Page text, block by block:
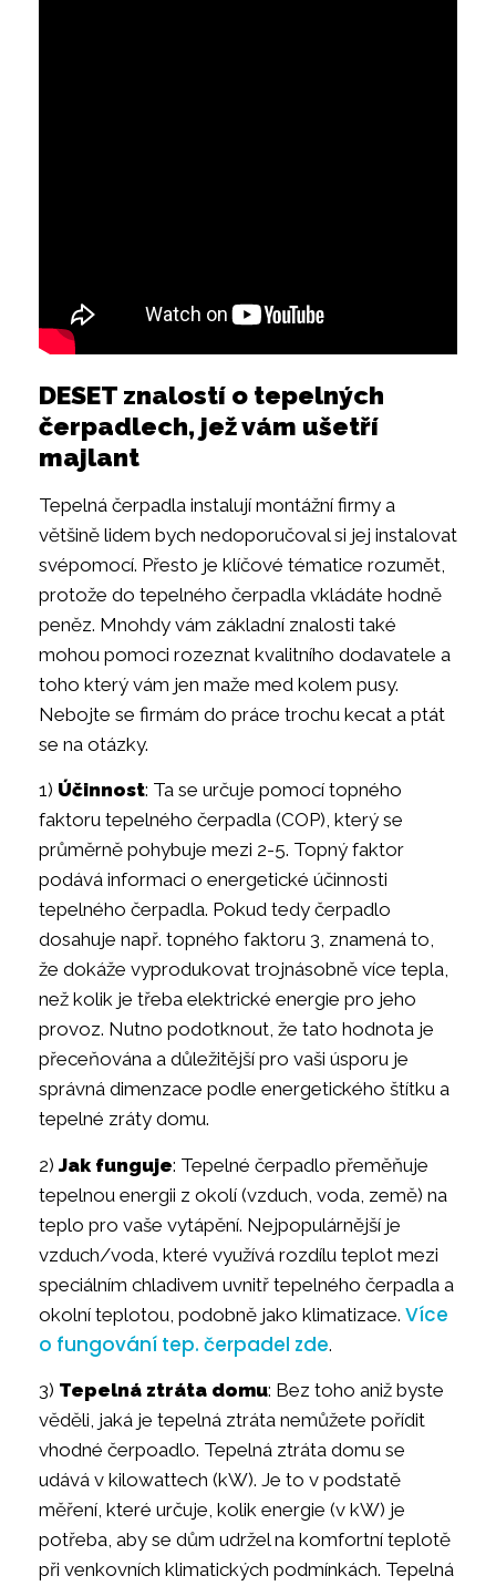
DESET znalostí o tepelných
čerpadlech, jež vám ušetří
majlant
Tepelná čerpadla instalují montážní firmy a
většině lidem bych nedoporučoval si jej instalovat
svépomocí. Přesto je klíčové tématice rozumět,
protože do tepelného čerpadla vkládáte hodně
peněz. Mnohdy vám základní znalosti také
mohou pomoci rozeznat kvalitního dodavatele a
toho který vám jen maže med kolem pusy.
Nebojte se firmám do práce trochu kecat a ptát
se na otázky.
1) Účinnost: Ta se určuje pomocí topného
faktoru tepelného čerpadla (COP), který se
průměrně pohybuje mezi 2-5. Topný faktor
podává informaci o energetické účinnosti
tepelného čerpadla. Pokud tedy čerpadlo
dosahuje např. topného faktoru 3, znamená to,
že dokáže vyprodukovat trojnásobně více tepla,
než kolik je třeba elektrické energie pro jeho
provoz. Nutno podotknout, že tato hodnota je
přeceňována a důležitější pro vaši úsporu je
správná dimenzace podle energetického štítku a
tepelné zráty domu.
2) Jak funguje: Tepelné čerpadlo přeměňuje
tepelnou energii z okolí (vzduch, voda, země) na
teplo pro vaše vytápění. Nejpopulárnější je
vzduch/voda, které využívá rozdílu teplot mezi
speciálním chladivem uvnitř tepelného čerpadla a
okolní teplotou, podobně jako klimatizace. Více
o fungování tep. čerpadel zde.
3) Tepelná ztráta domu: Bez toho aniž byste
věděli, jaká je tepelná ztráta nemůžete pořídit
vhodné čerpoadlo. Tepelná ztráta domu se
udává v kilowattech (kW). Je to v podstatě
měření, které určuje, kolik energie (v kW) je
potřeba, aby se dům udržel na komfortní teplotě
při venkovních klimatických podmínkách. Tepelná